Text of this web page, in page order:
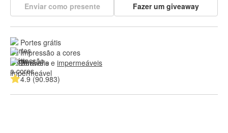
Enviar como presente Fazer um giveaway
Portes grátis
Impressão a cores
Duráveis e impermeáveis
4.9 (90.983)